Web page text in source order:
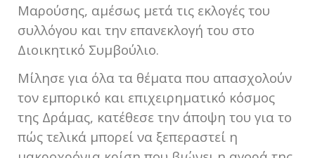
Μαρούσης, αμέσως μετά τις εκλογές του
συλλόγου και την επανεκλογή του στο
Διοικητικό Συμβούλιο.
Μίλησε για όλα τα θέματα που απασχολούν
τον εμπορικό και επιχειρηματικό κόσμος
της Δράμας, κατέθεσε την άποψη του για το
πώς τελικά μπορεί να ξεπεραστεί η